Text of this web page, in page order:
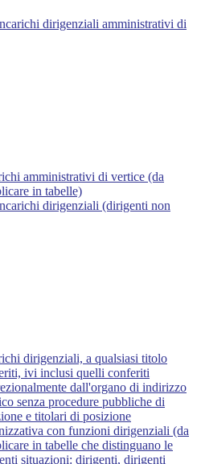
dirigenziali amministrativi di
amministrativi di vertice (da
in tabelle)
dirigenziali (dirigenti non
dirigenziali, a qualsiasi titolo
ivi inclusi quelli conferiti
dall'organo di indirizzo
senza procedure pubbliche di
e titolari di posizione
con funzioni dirigenziali (da
in tabelle che distinguano le
situazioni: dirigenti, dirigenti